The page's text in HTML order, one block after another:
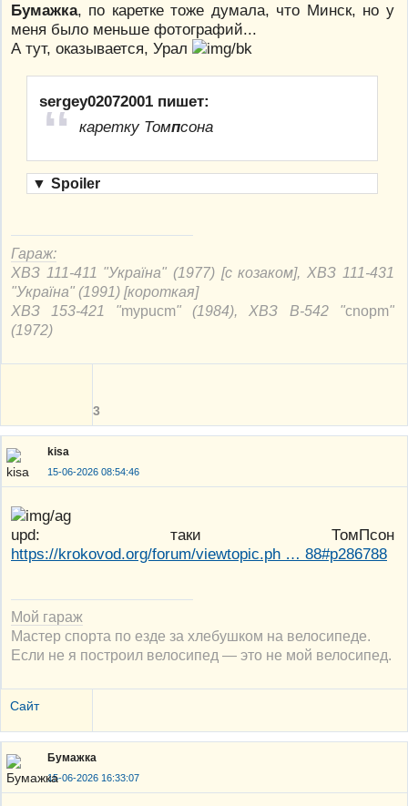
Бумажка, по каретке тоже думала, что Минск, но у
меня было меньше фотографий...
А тут, оказывается, Урал
sergey02072001 пишет:
каретку Томпсона
▼ Spoiler
Гараж:
ХВЗ 111-411 "Україна" (1977) [с козаком], ХВЗ 111-431
"Україна" (1991) [короткая]
ХВЗ 153-421 "mypucm" (1984), ХВЗ В-542 "cnорm"
(1972)
3
kisa
15-06-2026 08:54:46
upd: таки ТомПсон
https://krokovod.org/forum/viewtopic.ph … 88#p286788
Мой гараж
Мастер спорта по езде за хлебушком на велосипеде.
Если не я построил велосипед — это не мой велосипед.
Сайт
Бумажка
15-06-2026 16:33:07